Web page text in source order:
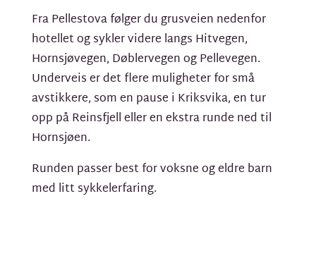
Fra Pellestova følger du grusveien nedenfor
hotellet og sykler videre langs Hitvegen,
Hornsjøvegen, Døblervegen og Pellevegen.
Underveis er det flere muligheter for små
avstikkere, som en pause i Kriksvika, en tur
opp på Reinsfjell eller en ekstra runde ned til
Hornsjøen.
Runden passer best for voksne og eldre barn
med litt sykkelerfaring.